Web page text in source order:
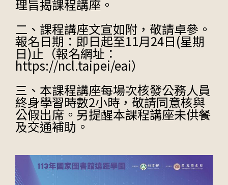
理旨揭課程講座。
二、課程講座文宣如附，敬請卓參。
報名日期：即日起至11月24日(星期
日)止（報名網址：
https://ncl.taipei/eai）
三、本課程講座每場次核發公務人員
終身學習時數2小時，敬請同意核與
公假出席。另提醒本課程講座未供餐
及交通補助。